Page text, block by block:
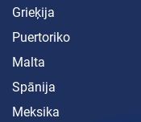
Grieķija
Puertoriko
Malta
Spānija
Meksika